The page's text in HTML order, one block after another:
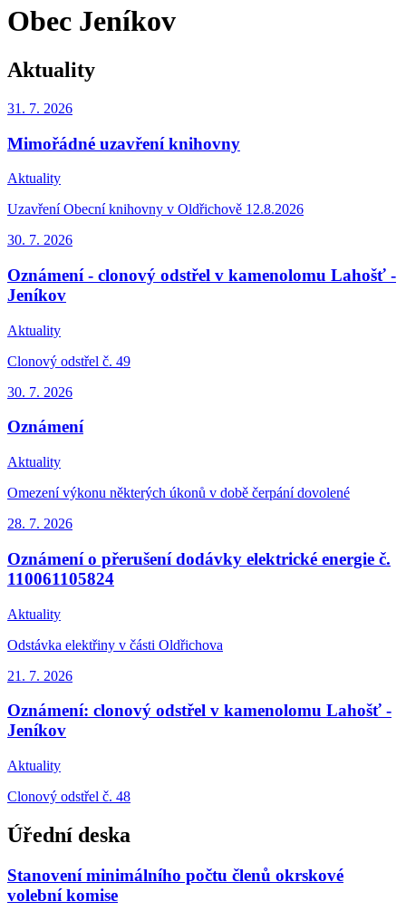
Obec Jeníkov
Aktuality
31. 7. 2026
Mimořádné uzavření knihovny
Aktuality
Uzavření Obecní knihovny v Oldřichově 12.8.2026
30. 7. 2026
Oznámení - clonový odstřel v kamenolomu Lahošť -
Jeníkov
Aktuality
Clonový odstřel č. 49
30. 7. 2026
Oznámení
Aktuality
Omezení výkonu některých úkonů v době čerpání dovolené
28. 7. 2026
Oznámení o přerušení dodávky elektrické energie č.
110061105824
Aktuality
Odstávka elektřiny v části Oldřichova
21. 7. 2026
Oznámení: clonový odstřel v kamenolomu Lahošť -
Jeníkov
Aktuality
Clonový odstřel č. 48
Úřední deska
Stanovení minimálního počtu členů okrskové
volební komise